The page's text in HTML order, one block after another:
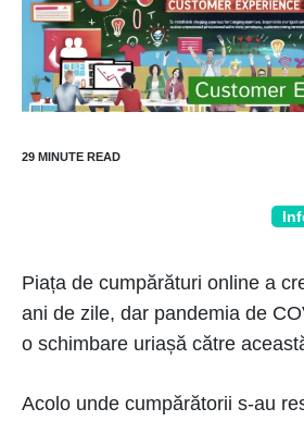
Piața de cumpărături online a
ani de zile, dar pandemia de
o schimbare uriașă către
Acolo unde cumpărătorii s-au